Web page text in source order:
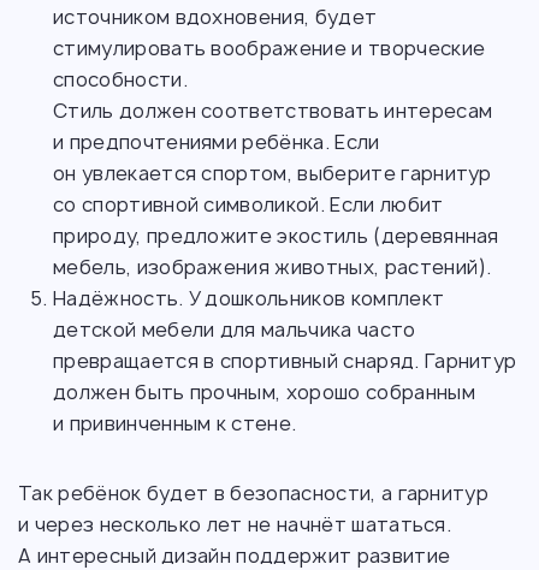
источником вдохновения, будет
стимулировать воображение и творческие
способности.
Стиль должен соответствовать интересам
и предпочтениями ребёнка. Если
он увлекается спортом, выберите гарнитур
со спортивной символикой. Если любит
природу, предложите экостиль (деревянная
мебель, изображения животных, растений).
Надёжность. У дошкольников комплект
детской мебели для мальчика часто
превращается в спортивный снаряд. Гарнитур
должен быть прочным, хорошо собранным
и привинченным к стене.
Так ребёнок будет в безопасности, а гарнитур
и через несколько лет не начнёт шататься.
А интересный дизайн поддержит развитие